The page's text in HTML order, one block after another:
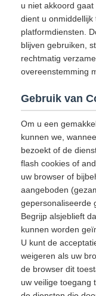
u niet akkoord gaat
dient u
platformdiensten.
blijven gebruiken,
rechtmatig
overeenstemming
Gebruik van
Om u een
kunnen we,
bezoekt of de
flash cookies of
uw browser of
aangeboden
gepersonaliseerde
Begrijp alsjeblieft
kunnen worden
U kunt de
weigeren als uw
de browser dit
uw veilige toegang